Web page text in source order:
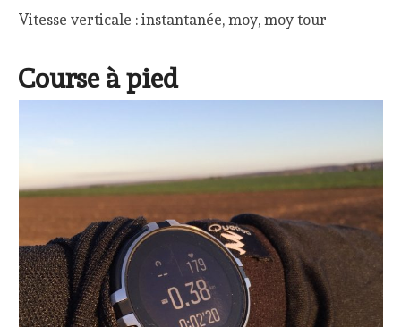
Vitesse verticale : instantanée, moy, moy tour
Course à pied